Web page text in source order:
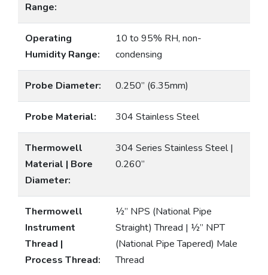
Range:
Operating
Humidity Range:
10 to 95% RH, non-
condensing
Probe Diameter: 0.250” (6.35mm)
Probe Material: 304 Stainless Steel
Thermowell
Material | Bore
Diameter:
304 Series Stainless Steel |
0.260”
Thermowell
Instrument
Thread |
Process Thread:
½” NPS (National Pipe
Straight) Thread | ½” NPT
(National Pipe Tapered) Male
Thread